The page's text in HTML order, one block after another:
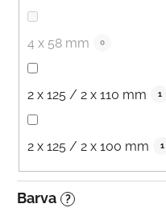
4 x 58 mm 0
2 x 125 / 2 x 110 mm 1
2 x 125 / 2 x 100 mm 1
Barva ?